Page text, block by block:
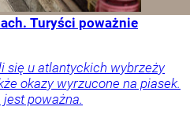
Turyści poważnie
się u atlantyckich wybrzeży
okazy wyrzucone na piasek.
poważna.